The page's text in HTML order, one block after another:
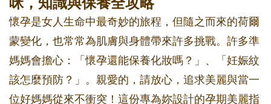
咪，知識與保養全攻略
懷孕是女人生命中最奇妙的旅程，但隨之而來的荷爾
蒙變化，也常常為肌膚與身體帶來許多挑戰。許多準
媽媽會擔心：「懷孕還能保養化妝嗎？」、「妊娠紋
該怎麼預防？」。親愛的，請放心，追求美麗與當一
位好媽媽從來不衝突！這份專為妳設計的孕期美麗指